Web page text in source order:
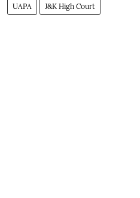
UAPA J&K High Court